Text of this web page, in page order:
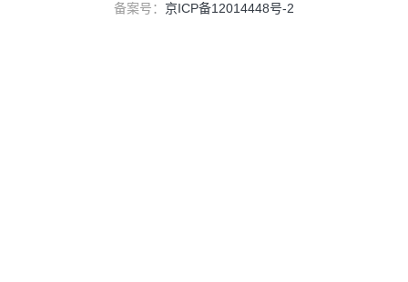
备案号： 京ICP备12014448号-2